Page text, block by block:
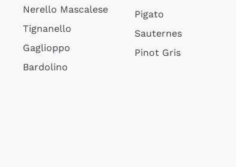
Nerello Mascalese
Tignanello
Gaglioppo
Bardolino
Pigato
Sauternes
Pinot Gris